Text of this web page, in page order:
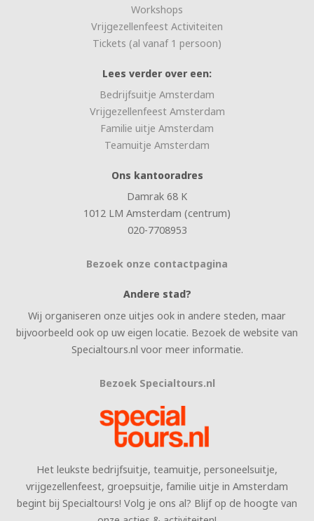
Workshops
Vrijgezellenfeest Activiteiten
Tickets (al vanaf 1 persoon)
Lees verder over een:
Bedrijfsuitje Amsterdam
Vrijgezellenfeest Amsterdam
Familie uitje Amsterdam
Teamuitje Amsterdam
Ons kantooradres
Damrak 68 K
1012 LM Amsterdam (centrum)
020-7708953
Bezoek onze contactpagina
Andere stad?
Wij organiseren onze uitjes ook in andere steden, maar
bijvoorbeeld ook op uw eigen locatie. Bezoek de website van
Specialtours.nl voor meer informatie.
Bezoek Specialtours.nl
Het leukste bedrijfsuitje, teamuitje, personeelsuitje,
vrijgezellenfeest, groepsuitje, familie uitje in Amsterdam
begint bij Specialtours! Volg je ons al? Blijf op de hoogte van